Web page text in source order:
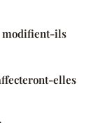
modifient-ils
elles